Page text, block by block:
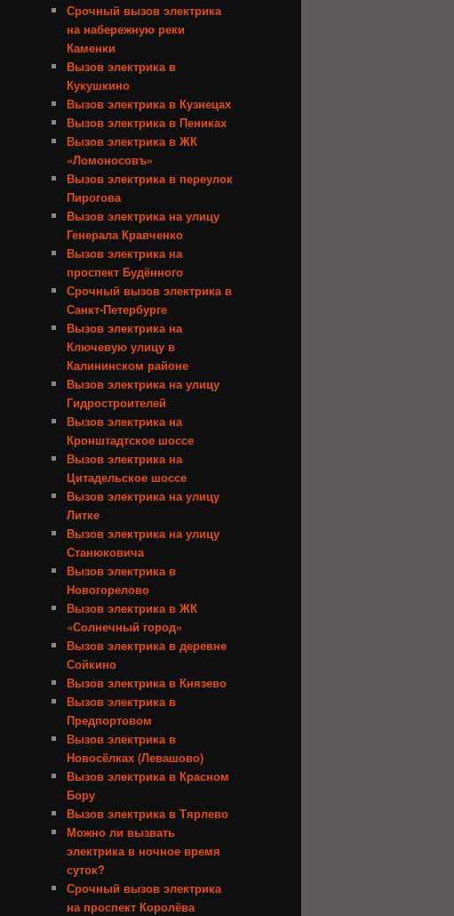
Срочный вызов электрика
на набережную реки
Каменки
Вызов электрика в
Кукушкино
Вызов электрика в Кузнецах
Вызов электрика в Пениках
Вызов электрика в ЖК
«Ломоносовъ»
Вызов электрика в переулок
Пирогова
Вызов электрика на улицу
Генерала Кравченко
Вызов электрика на
проспект Будённого
Срочный вызов электрика в
Санкт-Петербурге
Вызов электрика на
Ключевую улицу в
Калининском районе
Вызов электрика на улицу
Гидростроителей
Вызов электрика на
Кронштадтское шоссе
Вызов электрика на
Цитадельское шоссе
Вызов электрика на улицу
Литке
Вызов электрика на улицу
Станюковича
Вызов электрика в
Новогорелово
Вызов электрика в ЖК
«Солнечный город»
Вызов электрика в деревне
Сойкино
Вызов электрика в Князево
Вызов электрика в
Предпортовом
Вызов электрика в
Новосёлках (Левашово)
Вызов электрика в Красном
Бору
Вызов электрика в Тярлево
Можно ли вызвать
электрика в ночное время
суток?
Срочный вызов электрика
на проспект Королёва